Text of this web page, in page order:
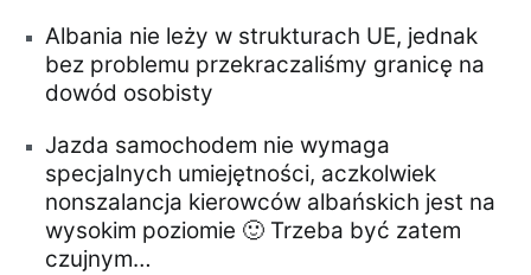
Albania nie leży w strukturach UE, jednak
bez problemu przekraczaliśmy granicę na
dowód osobisty
Jazda samochodem nie wymaga
specjalnych umiejętności, aczkolwiek
nonszalancja kierowców albańskich jest na
wysokim poziomie 🙂 Trzeba być zatem
czujnym…